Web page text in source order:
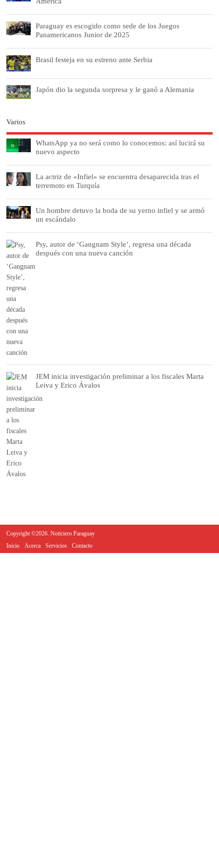
Paraguay es escogido como sede de los Juegos
Panamericanos Junior de 2025
Brasil festeja en su estreno ante Serbia
Japón dio la segunda sorpresa y le ganó a Alemania
Varios
WhatsApp ya no será como lo conocemos: así lucirá su
nuevo aspecto
La actriz de «Infiel» se encuentra desaparecida tras el
terremoto en Turquía
Un hombre detuvo la boda de su yerno infiel y se armó
un escándalo
Psy, autor de ‘Gangnam Style’, regresa una década
después con una nueva canción
JEM inicia investigación preliminar a los fiscales Marta
Leiva y Erico Ávalos
Copyright ©2026. Noticiero Paraguay
Inicio
Acerca Servicios Contacto